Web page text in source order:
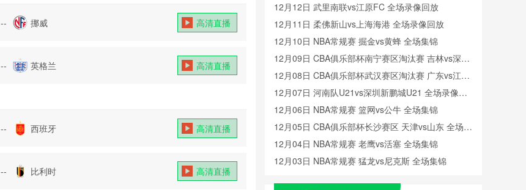
-- 挪威 高清直播
-- 英格兰 高清直播
-- 西班牙 高清直播
-- 比利时 高清直播
12月12日 武里南联vs江原FC 全场录像回放
12月11日 柔佛新山vs上海海港 全场录像回放
12月10日 NBA常规赛 掘金vs黄蜂 全场集锦
12月09日 CBA俱乐部杯南宁赛区淘汰赛 吉林vs深圳
全场录像回放
12月08日 CBA俱乐部杯武汉赛区淘汰赛 广东vs江苏
全场录像回放
12月07日 河南队U21vs深圳新鹏城U21 全场录像回
放
12月06日 NBA常规赛 篮网vs公牛 全场集锦
12月05日 CBA俱乐部杯长沙赛区 天津vs山东 全场录
像回放
12月04日 NBA常规赛 老鹰vs活塞 全场集锦
12月03日 NBA常规赛 猛龙vs尼克斯 全场集锦